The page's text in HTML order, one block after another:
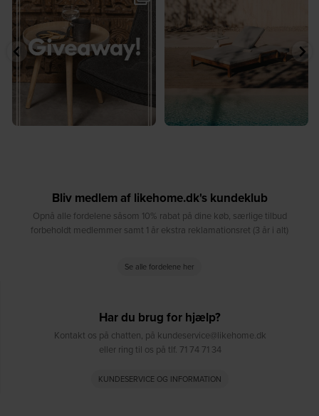
Vind det stilfulde Sasha...
207 217
8 0
Bliv medlem af likehome.dk's kundeklub
Opnå alle fordelene såsom 10% rabat på dine køb, særlige tilbud
forbeholdt medlemmer samt 1 år ekstra reklamationsret (3 år i alt)
Se alle fordelene her
Har du brug for hjælp?
Kontakt os på chatten, på kundeservice@likehome.dk
eller ring til os på tlf. 71 74 71 34
KUNDESERVICE OG INFORMATION